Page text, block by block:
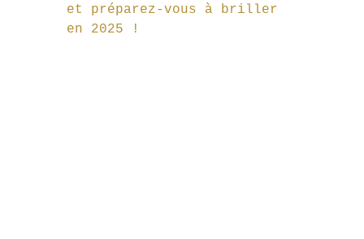
et préparez-vous à briller
en 2025 !